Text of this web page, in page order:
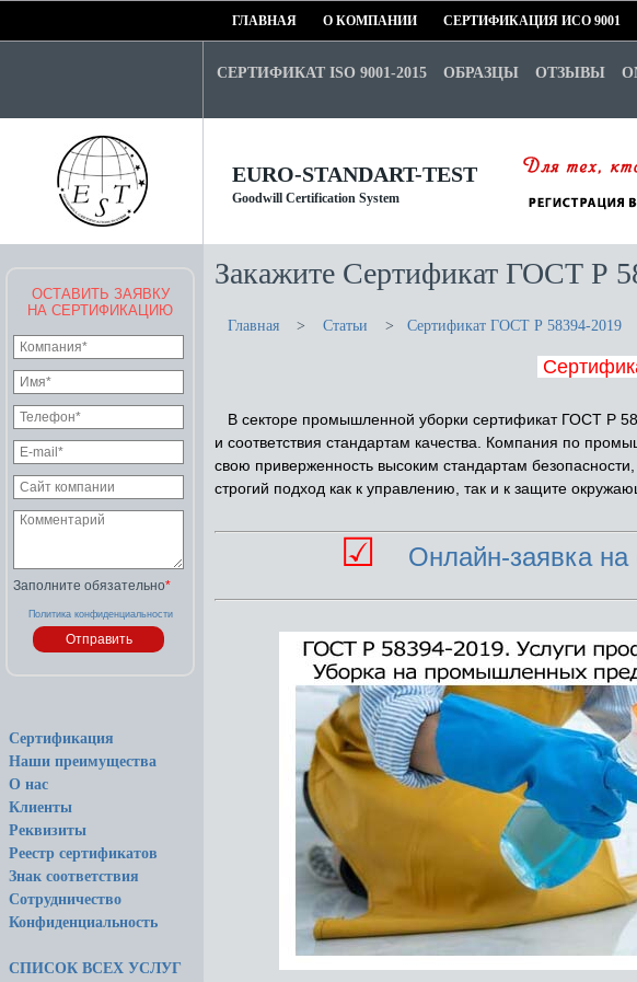
ГЛАВНАЯ О КОМПАНИИ СЕРТИФИКАЦИЯ ИСО 9001
СЕРТИФИКАТ ISO 9001-2015 ОБРАЗЦЫ ОТЗЫВЫ
EURO-STANDART-TEST
Goodwill Certification System
ОСТАВИТЬ ЗАЯВКУ
НА СЕРТИФИКАЦИЮ
Заполните обязательно*
Политика конфиденциальности
Сертификация
Наши преимущества
О нас
Клиенты
Реквизиты
Реестр сертификатов
Знак соответствия
Сотрудничество
Конфиденциальность
СПИСОК ВСЕХ УСЛУГ
Закажите Сертификат ГОСТ Р
Главная > Статьи > Сертификат ГОСТ Р 58394-2019
В секторе промышленной уборки сертификат ГОСТ Р
и соответствия стандартам качества. Компания по
свою приверженность высоким стандартам
строгий подход как к управлению, так и к защите
☑ Онлайн-заявка